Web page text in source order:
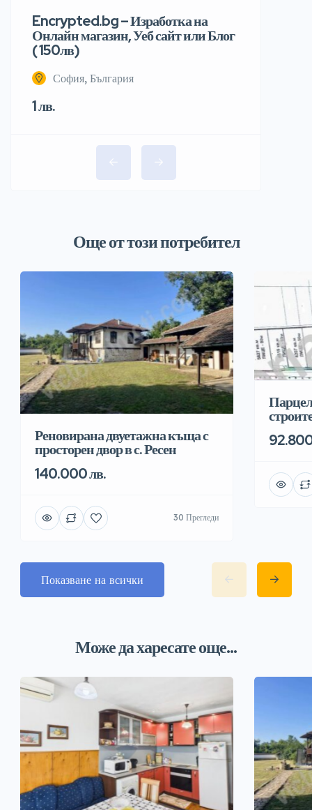
Encrypted.bg – Изработка на
Онлайн магазин, Уеб сайт или Блог
( 150лв)
София, България
1 лв.
Още от този потребител
Реновирана двуетажна къща с
просторен двор в с. Ресен
140.000 лв.
30 Прегледи
Показване на всички
Може да харесате още...